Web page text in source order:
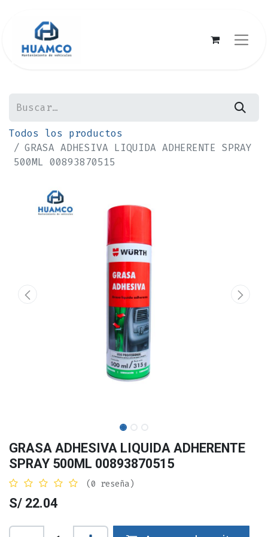
Todos los productos
GRASA ADHESIVA LIQUIDA ADHERENTE SPRAY
500ML 00893870515
GRASA ADHESIVA LIQUIDA ADHERENTE
SPRAY 500ML 00893870515
(0 reseña)
S/ 22.04